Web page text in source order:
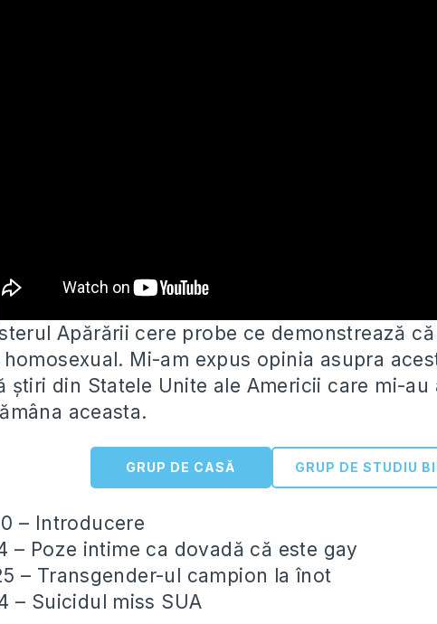
Apărării cere probe ce demonstrează
homosexual. Mi-am expus opinia asupra
știri din Statele Unite ale Americii care mi-au
aceasta.
GRUP DE CASĂ GRUP DE STUDIU
– Introducere
– Poze intime ca dovadă că este gay
– Transgender-ul campion la înot
– Suicidul miss SUA